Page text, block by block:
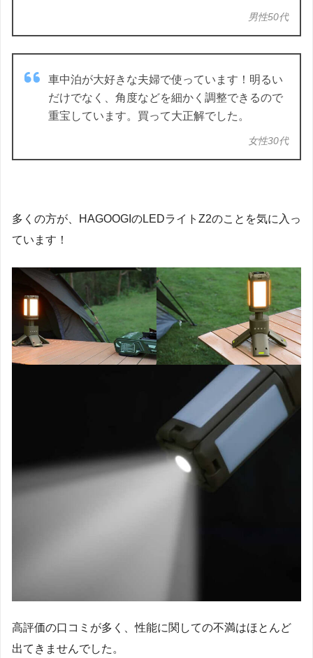
男性50代
車中泊が大好きな夫婦で使っています！明るい
だけでなく、角度などを細かく調整できるので
重宝しています。買って大正解でした。
女性30代
多くの方が、HAGOOGIのLEDライトZ2のことを気に入っ
ています！
高評価の口コミが多く、性能に関しての不満はほとんど
出てきませんでした。